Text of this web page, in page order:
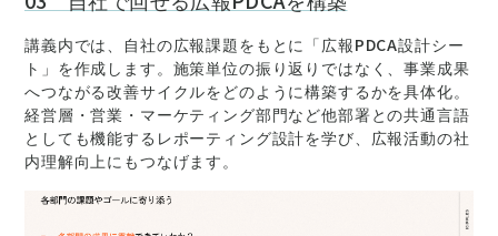
講義内では、自社の広報課題をもとに「広報PDCA設計シー
ト」を作成します。施策単位の振り返りではなく、事業成果
へつながる改善サイクルをどのように構築するかを具体化。
経営層・営業・マーケティング部門など他部署との共通言語
としても機能するレポーティング設計を学び、広報活動の社
内理解向上にもつなげます。